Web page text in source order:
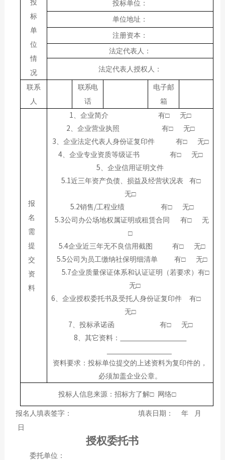
投
标
单
位
情
况
投标单位：
单位地址：
注册资本：
法定代表人：
法定代表人授权人：
联系
人
联系电
话
电子邮
箱
报
名
需
提
交
资
料
1 、企业简介 有□ 无□
2 、企业营业执照 有□ 无□
3 、企业法定代表人身份证复印件 有□ 无□
4、企业专业资质等级证书 有□ 无□
5 、企业信用证明文件
5.1近三年资产负债、损益及经营状况表
有□
无□
5.2销售 /工程业绩 有□ 无□
5.3公司办公场地权属证明或租赁合同 有□
无
□
5.4企业近三年无不良信用截图 有□ 无□
5.5公司为员工缴纳社保明细清单 有□ 无□
5.7企业质量保证体系和认证证明（若要求）有□
无□
6 、企业授权委托书及受托人身份证复印件
有□
无□
7 、投标承诺函 有□ 无□
8 、其它资料：
资料要求：投标单位提交的上述资料为复印件的，
必须加盖企业公章。
投标人信息来源：招标方了解□ 网络□
报名人填表签字： 填表日期： 年 月
日
授权委托书
委托单位：